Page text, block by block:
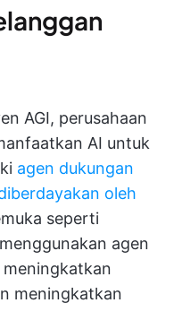
AGI, perusahaan
AI untuk
agen dukungan
oleh
seperti
agen
meningkatkan